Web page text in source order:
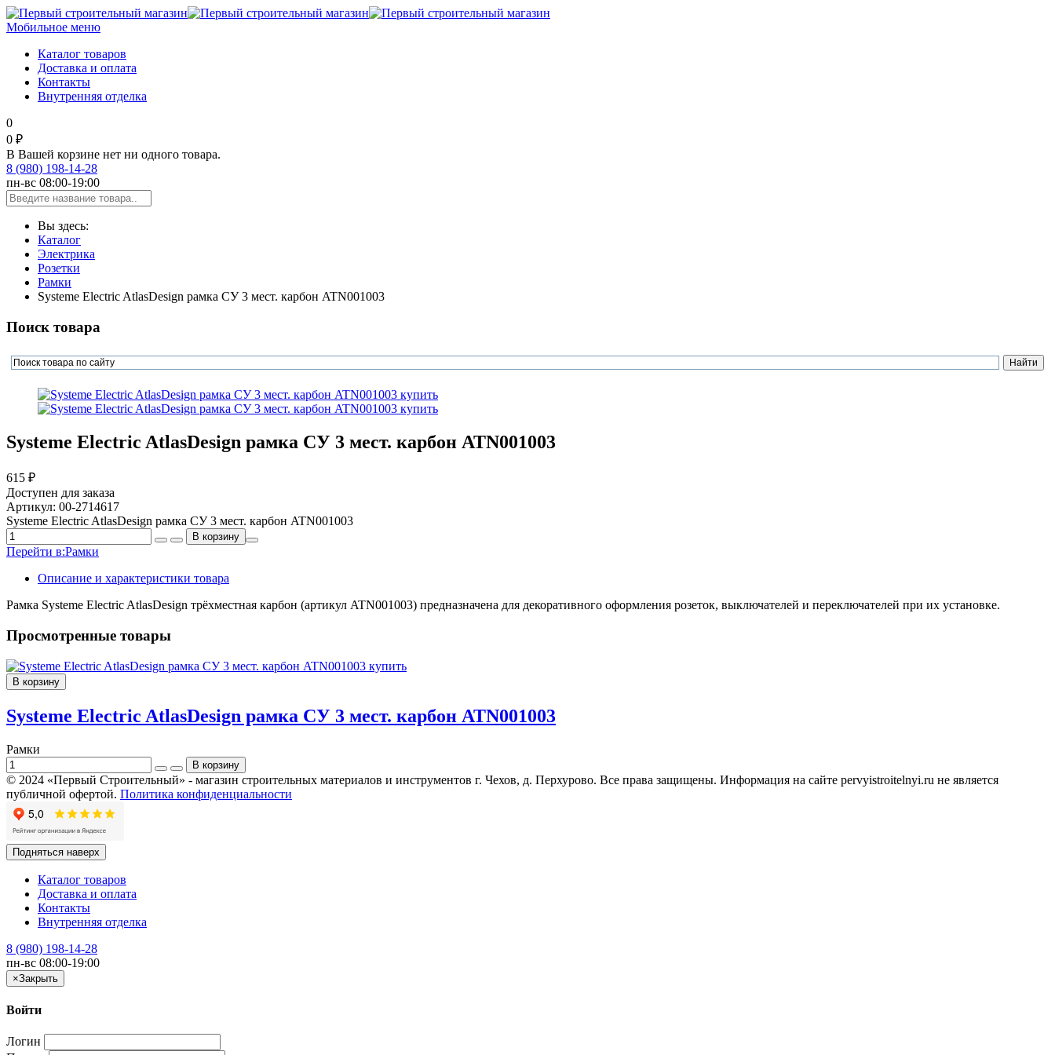
Мобильное меню
Каталог товаров
Доставка и оплата
Контакты
Внутренняя отделка
0
0 ₽
В Вашей корзине нет ни одного товара.
8 (980) 198-14-28
пн-вс 08:00-19:00
Вы здесь:
Каталог
Электрика
Розетки
Рамки
Systeme Electric AtlasDesign рамка СУ 3 мест. карбон ATN001003
Поиск товара
Systeme Electric AtlasDesign рамка СУ 3 мест. карбон ATN001003
615 ₽
Доступен для заказа
Артикул: 00-2714617
Systeme Electric AtlasDesign рамка СУ 3 мест. карбон ATN001003
Перейти в:Рамки
Описание и характеристики товара
Рамка Systeme Electric AtlasDesign трёхместная карбон (артикул ATN001003) предназначена для декоративного оформления розеток, выключателей и переключателей при их установке.
Просмотренные товары
В корзину
Systeme Electric AtlasDesign рамка СУ 3 мест. карбон ATN001003
Рамки
© 2024 «Первый Строительный» - магазин строительных материалов и инструментов г. Чехов, д. Перхурово. Все права защищены. Информация на сайте pervyistroitelnyi.ru не является
публичной офертой. Политика конфиденциальности
Подняться наверх
Каталог товаров
Доставка и оплата
Контакты
Внутренняя отделка
8 (980) 198-14-28
пн-вс 08:00-19:00
×Закрыть
Войти
Логин